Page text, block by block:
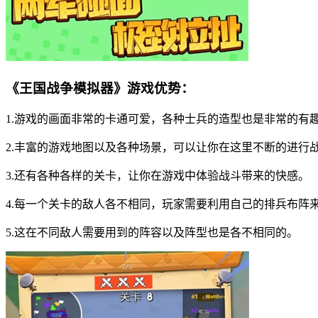
《王国战争模拟器》游戏优势：
1.游戏的画面非常的卡通可爱，各种士兵的造型也是非常的有趣
2.丰富的游戏地图以及各种场景，可以让你在这里不断的进行战
3.还有各种各样的关卡，让你在游戏中体验战斗带来的快感。
4.每一个关卡的敌人各不相同，玩家需要利用自己的排兵布阵
5.这在不同敌人需要用到的阵容以及阵型也是各不相同的。